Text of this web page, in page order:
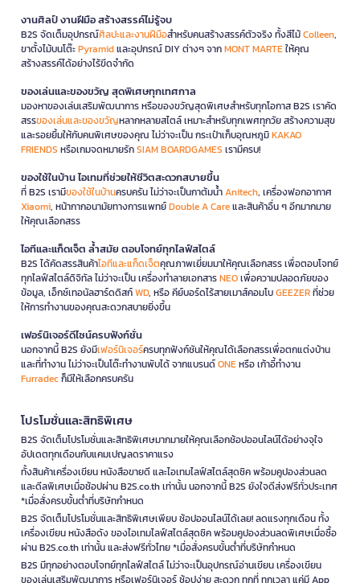
งานศิลป์ งานฝีมือ สร้างสรรค์ไม่รู้จบ
B2S จัดเต็มอุปกรณ์ศิลปะและงานฝีมือสำหรับคนสร้างสรรค์ตัวจริง ทั้งสีไม้Colleen,
ขาตั้งไม้บนโต๊ะPyramidและอุปกรณ์ DIY ต่างๆ จากMONT MARTEให้คุณ
สร้างสรรค์ได้อย่างไร้ขีดจำกัด
ของเล่นและของขวัญ สุดพิเศษทุกเทศกาล
มองหาของเล่นเสริมพัฒนาการ หรือของขวัญสุดพิเศษสำหรับทุกโอกาส B2S เราคัด
สรรของเล่นและของขวัญหลากหลายสไตล์ เหมาะสำหรับทุกเพศทุกวัย สร้างความสุข
และรอยยิ้มให้กับคนพิเศษของคุณ ไม่ว่าจะเป็น กระเป๋าเก็บอุณหภูมิKAKAO
FRIENDS หรือเกมจดหมายรักSIAM BOARDGAMES เรามีครบ!
ของใช้ในบ้าน ไอเทมที่ช่วยให้ชีวิตสะดวกสบายขึ้น
ที่ B2S เรามีของใช้ในบ้านครบครัน ไม่ว่าจะเป็นกาต้มน้ำAnitech, เครื่องฟอกอากาศ
Xiaomi, หน้ากากอนามัยทางการแพทย์Double A Careและสินค้าอื่น ๆ อีกมากมาย
ให้คุณเลือกสรร
ไอทีและแก็ดเจ็ต ล้ำสมัย ตอบโจทย์ทุกไลฟ์สไตล์
B2S ได้คัดสรรสินค้าไอทีและแก็ดเจ็ตคุณภาพเยี่ยมมาให้คุณเลือกสรร เพื่อตอบโจทย์
ทุกไลฟ์สไตล์ดิจิทัล ไม่ว่าจะเป็น เครื่องทำลายเอกสารNEOเพื่อความปลอดภัยของ
ข้อมูล, เอ็กซ์เทอนัลฮาร์ดดิสก์WD, หรือ คีย์บอร์ดไร้สายเมาส์คอมโบGEEZERที่ช่วย
ให้การทำงานของคุณสะดวกสบายยิ่งขึ้น
เฟอร์นิเจอร์ดีไซน์ครบฟังก์ชั่น
นอกจากนี้ B2S ยังมีเฟอร์นิเจอร์ครบทุกฟังก์ชันให้คุณได้เลือกสรรเพื่อตกแต่งบ้าน
และที่ทำงาน ไม่ว่าจะเป็นโต๊ะทำงานพับได้ จากแบรนด์ONEหรือ เก้าอี้ทำงาน
Furradecก็มีให้เลือกครบครัน
โปรโมชั่นและสิทธิพิเศษ
B2S จัดเต็มโปรโมชั่นและสิทธิพิเศษมากมายให้คุณเลือกช้อปออนไลน์ได้อย่างจุใจ
อัปเดตทุกเดือนกับแคมเปญลดราคาแรง
ทั้งสินค้าเครื่องเขียน หนังสือขายดี และไอเทมไลฟ์สไตล์สุดชิค พร้อมคูปองส่วนลด
และดีลพิเศษเมื่อช้อปผ่าน B2S.co.th เท่านั้น นอกจากนี้ B2S ยังใจดีส่งฟรีทั่วประเทศ
*เมื่อสั่งครบขั้นต่ำที่บริษัทกำหนด
B2S จัดเต็มโปรโมชั่นและสิทธิพิเศษเพียบ ช้อปออนไลน์ได้เลย! ลดแรงทุกเดือน ทั้ง
เครื่องเขียน หนังสือดัง ของไอเทมไลฟ์สไตล์สุดชิค พร้อมคูปองส่วนลดพิเศษเมื่อซื้อ
ผ่าน B2S.co.th เท่านั้น และส่งฟรีทั่วไทย *เมื่อสั่งครบขั้นต่ำที่บริษัทกำหนด
B2S มีทุกอย่างตอบโจทย์ทุกไลฟ์สไตล์ ไม่ว่าจะเป็นอุปกรณ์อ่านเขียน เครื่องเขียน
ของเล่นเสริมพัฒนาการ หรือเฟอร์นิเจอร์ ช้อปง่าย สะดวก ทุกที่ ทุกเวลา แค่มี App